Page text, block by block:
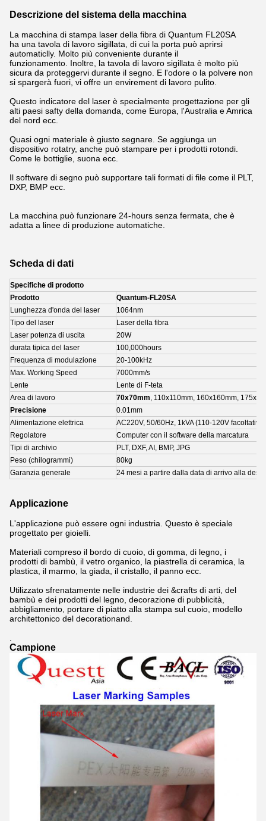
Descrizione del sistema della macchina
La macchina di stampa laser della fibra di Quantum FL20SA
ha una tavola di lavoro sigillata, di cui la porta può aprirsi
automaticlly. Molto più conveniente durante il
funzionamento. Inoltre, la tavola di lavoro sigillata è molto più
sicura da proteggervi durante il segno. E l'odore o la polvere non
si spargerà fuori, vi offre un envirement di lavoro pulito.
Questo indicatore del laser è specialmente progettazione per gli
alti paesi safty della domanda, come Europa, l'Australia e Amrica
del nord ecc.
Quasi ogni materiale è giusto segnare. Se aggiunga un
dispositivo rotatry, anche può stampare per i prodotti rotondi.
Come le bottiglie, suona ecc.
Il software di segno può supportare tali formati di file come il PLT,
DXP, BMP ecc.
La macchina può funzionare 24-hours senza fermata, che è
adatta a linee di produzione automatiche.
Scheda di dati
Specifiche di prodotto
Prodotto
Quantum-FL20SA
Lunghezza d'onda del laser
1064nm
Tipo del laser
Laser della fibra
Laser potenza di uscita
20W
durata tipica del laser
100,000hours
Frequenza di modulazione
20-100kHz
Max. Working Speed
7000mm/s
Lente
Lente di F-teta
Area di lavoro
70x70mm, 110x110mm, 160x160mm,
Precisione
0.01mm
Alimentazione elettrica
AC220V, 50/60Hz, 1kVA (110-120V facoltativi)
Regolatore
Computer con il software della marcatura
Tipi di archivio
PLT, DXF, AI, BMP, JPG
Peso (chilogrammi)
80kg
Garanzia generale
24 mesi a partire dalla data di arrivo alla
Applicazione
L'applicazione può essere ogni industria. Questo è speciale
progettato per gioielli.
Materiali compreso il bordo di cuoio, di gomma, di legno, i
prodotti di bambù, il vetro organico, la piastrella di ceramica, la
plastica, il marmo, la giada, il cristallo, il panno ecc.
Utilizzato sfrenatamente nelle industrie dei &crafts di arti, del
bambù e dei prodotti del legno, decorazione di pubblicità,
abbigliamento, portare di piatto alla stampa sul cuoio, modello
architettonico del decorationand.
Campione